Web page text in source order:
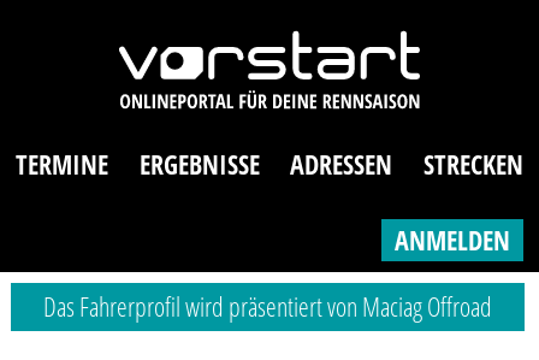
TERMINE ERGEBNISSE ADRESSEN STRECKEN
ANMELDEN
Das Fahrerprofil wird präsentiert von Maciag Offroad